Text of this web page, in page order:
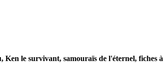
le survivant, samouraïs de l'éternel, fiches